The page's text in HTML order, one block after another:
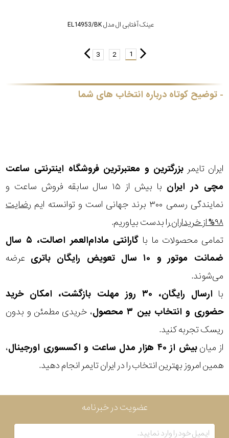
عینک آفتابی ال مدل EL14953/BK
1
2
3
توضیح کوتاه درباره انتخاب های شما
ایران تایمر بزرگترین و معتبرترین فروشگاه اینترنتی ساعت
مچی در ایران
با بیش از ۱۵ سال سابقه فروش ساعت و
نمایندگی رسمی ۳۰۰ برند جهانی است و توانسته ایم
رضایت
۹۸% از خریداران
را بدست بیاوریم.
تمامی محصولات ما با
گارانتی مادام‌العمر اصالت، ۵ سال
ضمانت موتور و ۱۰ سال تعویض رایگان باتری
عرضه
می‌شوند.
با
ارسال رایگان، ۳۰ روز مهلت بازگشت، امکان خرید
حضوری و انتخاب بین ۳ محصول
، خریدی مطمئن و بدون
ریسک تجربه کنید.
از میانبیش از ۴۰ هزار مدل ساعت و اکسسوری اورجینال
،
همین امروز بهترین انتخاب را در ایران تایمر انجام دهید.
عضویت در خبرنامه